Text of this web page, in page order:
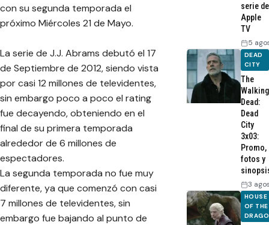
con su segunda temporada el
próximo Miércoles 21 de Mayo.
La serie de J.J. Abrams debutó el 17
de Septiembre de 2012, siendo vista
por casi 12 millones de televidentes,
sin embargo poco a poco el rating
fue decayendo, obteniendo en el
final de su primera temporada
alrededor de 6 millones de
espectadores.
La segunda temporada no fue muy
diferente, ya que comenzó con casi
7 millones de televidentes, sin
embargo fue bajando al punto de
serie de
Apple
TV
5
DEAD
CITY
The
Walking
Dead:
Dead
City
3x03:
Promo,
fotos y
3
HOUSE
OF THE